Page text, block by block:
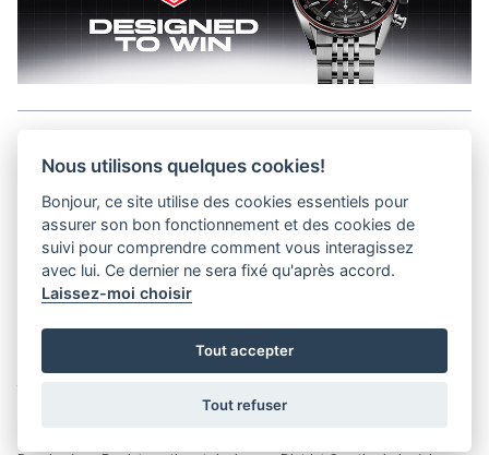
Kits médias
Confidentialité
Pl. de la Palud 23
Tel : +41 (21) 312 41 41
Nous utilisons quelques cookies!
Bonjour, ce site utilise des cookies essentiels pour
assurer son bon fonctionnement et des cookies de
suivi pour comprendre comment vous interagissez
avec lui. Ce dernier ne sera fixé qu'après accord.
Laissez-moi choisir
Tout accepter
Tout refuser